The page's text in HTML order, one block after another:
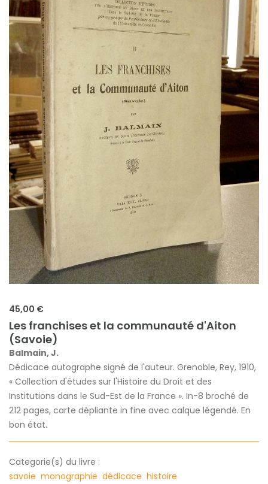
45,00 €
Les franchises et la communauté d'Aiton
(Savoie)
Balmain, J.
Dédicace autographe signé de l'auteur. Grenoble, Rey, 1910,
« Collection d'études sur l'Histoire du Droit et des
Institutions dans le Sud-Est de la France ». In-8 broché de
212 pages, carte dépliante in fine avec calque légendé. En
bon état.
Categorie(s) du livre :
savoie monographie dédicace histoire